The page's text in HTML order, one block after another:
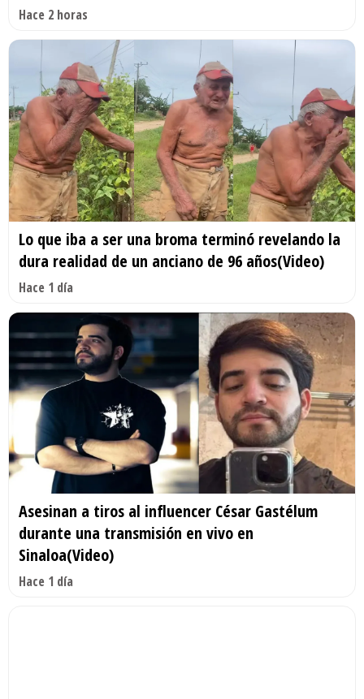
Hace 2 horas
Lo que iba a ser una broma terminó revelando la
dura realidad de un anciano de 96 años(Video)
Hace 1 día
Asesinan a tiros al influencer César Gastélum
durante una transmisión en vivo en
Sinaloa(Video)
Hace 1 día